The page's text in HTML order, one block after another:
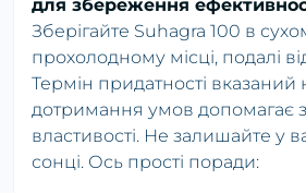
для збереження
Зберігайте Suhagra 100 в
прохолодному місці, подалі
Термін придатності вказаний
дотримання умов допомагає
властивості. Не залишайте у
сонці. Ось прості поради: